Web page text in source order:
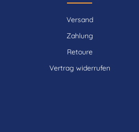
Versand
Zahlung
Retoure
Vertrag widerrufen